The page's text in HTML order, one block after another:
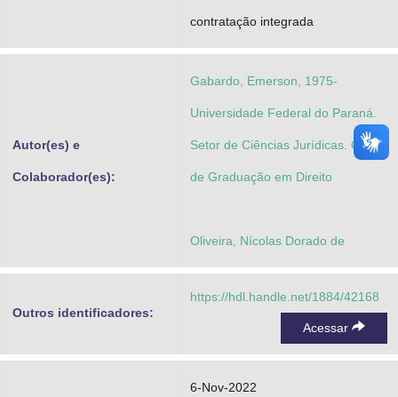
contratação integrada
Autor(es) e
Colaborador(es):
Gabardo, Emerson, 1975-
Universidade Federal do Paraná.
Setor de Ciências Jurídicas. Curso
de Graduação em Direito
Oliveira, Nícolas Dorado de
Outros identificadores:
https://hdl.handle.net/1884/42168
Acessar
6-Nov-2022